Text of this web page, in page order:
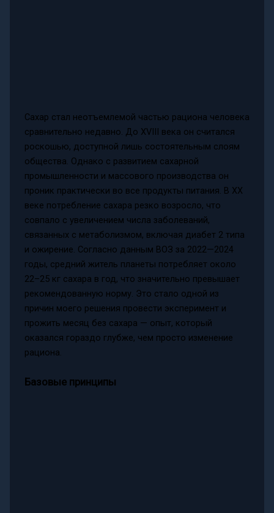
Сахар стал неотъемлемой частью рациона человека
сравнительно недавно. До XVIII века он считался
роскошью, доступной лишь состоятельным слоям
общества. Однако с развитием сахарной
промышленности и массового производства он
проник практически во все продукты питания. В XX
веке потребление сахара резко возросло, что
совпало с увеличением числа заболеваний,
связанных с метаболизмом, включая диабет 2 типа
и ожирение. Согласно данным ВОЗ за 2022—2024
годы, средний житель планеты потребляет около
22–25 кг сахара в год, что значительно превышает
рекомендованную норму. Это стало одной из
причин моего решения провести эксперимент и
прожить месяц без сахара — опыт, который
оказался гораздо глубже, чем просто изменение
рациона.
Базовые принципы